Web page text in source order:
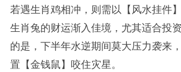
若遇生肖鸡相冲，则需以【风水挂件
生肖兔的财运渐入佳境，尤其适合投
的是，下半年水逆期间莫大压力袭来
置【金钱鼠】咬住灾星。